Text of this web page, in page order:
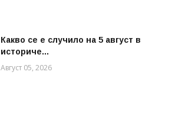
Какво се е случило на 5 август в
историче...
Август 05, 2026